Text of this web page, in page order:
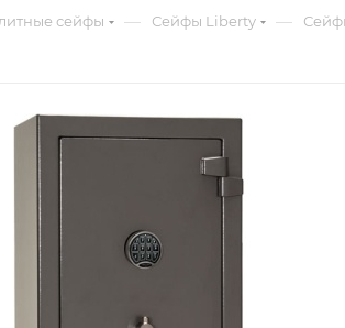
сейфы — Сейфы Liberty —